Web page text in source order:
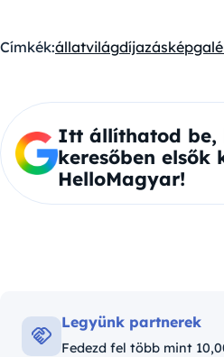
Címkék:állatvilágdíjazás
Itt állíthatod be,
keresőben elsők
HelloMagyar!
Legyünk partnerek
Fedezd fel több mint